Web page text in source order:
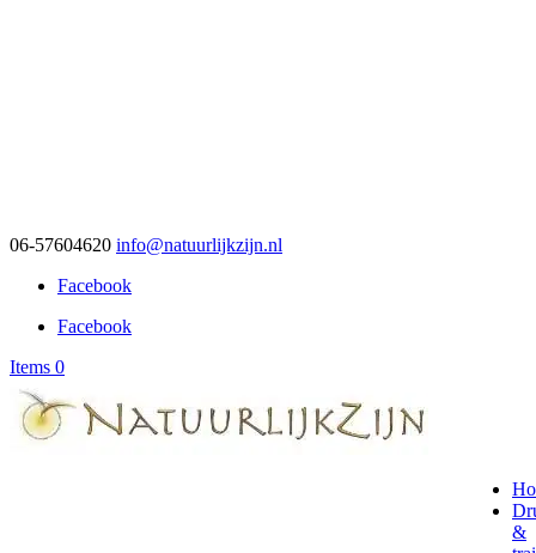
06-57604620 info@natuurlijkzijn.nl
Facebook
Facebook
Items 0
&